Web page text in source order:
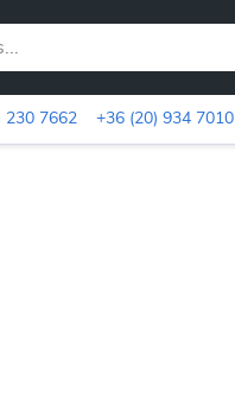
230 7662 +36 (20) 934 7010